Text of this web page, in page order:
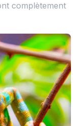
complètement